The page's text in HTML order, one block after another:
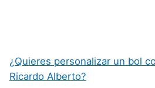
¿Quieres personalizar un bol
Ricardo Alberto?